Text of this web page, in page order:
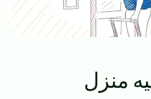
منزل